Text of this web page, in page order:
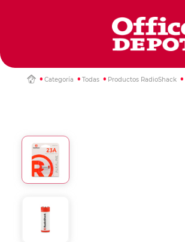
Categoría Todas Productos RadioShack